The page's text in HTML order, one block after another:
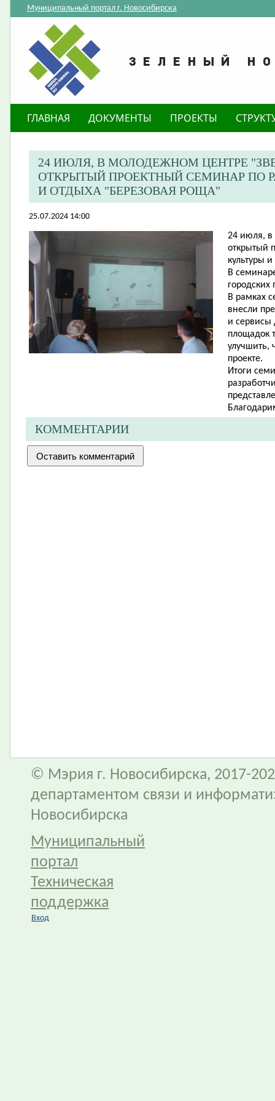
Муниципальный портал г. Новосибирска
ГЛАВНАЯ ДОКУМЕНТЫ ПРОЕКТЫ
​24 ИЮЛЯ, В МОЛОДЕЖНОМ ЦЕНТРЕ
ОТКРЫТЫЙ ПРОЕКТНЫЙ СЕМИНАР ПО
И ОТДЫХА "БЕРЕЗОВАЯ РОЩА"
25.07.2024 14:00
​24 июля, в
открытый
культуры
В
городских
В рамках
внесли
и сервисы
площадок
улучшить,
проекте.
Итоги
КОММЕНТАРИИ
© Мэрия г. Новосибирска, 2017-
департаментом связи и
Новосибирска
Муниципальный
портал
Техническая
поддержка
Вход